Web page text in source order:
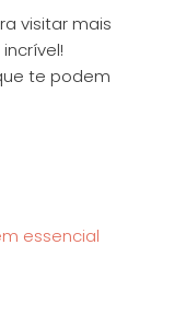
visitar mais
te podem
essencial